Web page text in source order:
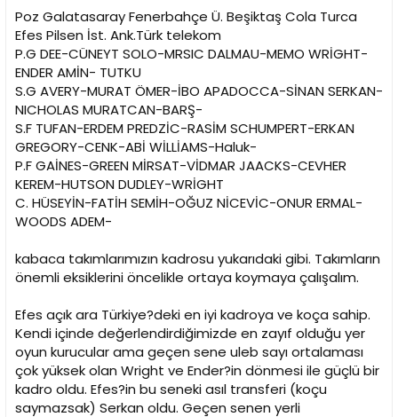
Poz Galatasaray Fenerbahçe Ü. Beşiktaş Cola Turca
Efes Pilsen İst. Ank.Türk telekom
P.G DEE-CÜNEYT SOLO-MRSIC DALMAU-MEMO WRİGHT-
ENDER AMİN- TUTKU
S.G AVERY-MURAT ÖMER-İBO APADOCCA-SİNAN SERKAN-
NICHOLAS MURATCAN-BARŞ-
S.F TUFAN-ERDEM PREDZİC-RASİM SCHUMPERT-ERKAN
GREGORY-CENK-ABİ WİLLİAMS-Haluk-
P.F GAİNES-GREEN MİRSAT-VİDMAR JAACKS-CEVHER
KEREM-HUTSON DUDLEY-WRİGHT
C. HÜSEYİN-FATİH SEMİH-OĞUZ NİCEVİC-ONUR ERMAL-
WOODS ADEM-
kabaca takımlarımızın kadrosu yukarıdaki gibi. Takımların
önemli eksiklerini öncelikle ortaya koymaya çalışalım.
Efes açık ara Türkiye?deki en iyi kadroya ve koça sahip.
Kendi içinde değerlendirdiğimizde en zayıf olduğu yer
oyun kurucular ama geçen sene uleb sayı ortalaması
çok yüksek olan Wright ve Ender?in dönmesi ile güçlü bir
kadro oldu. Efes?in bu seneki asıl transferi (koçu
saymazsak) Serkan oldu. Geçen senen yerli